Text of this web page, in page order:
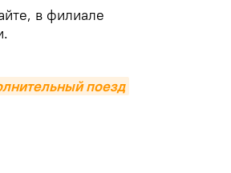
в филиале
поезд